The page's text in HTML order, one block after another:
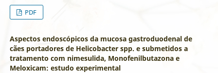
PDF
Aspectos endoscópicos da mucosa gastroduodenal de
cães portadores de Helicobacter spp. e submetidos a
tratamento com nimesulida, Monofenilbutazona e
Meloxicam: estudo experimental